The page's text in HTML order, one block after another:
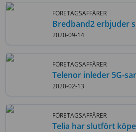
FÖRETAGSAFFÄRER
Bredband2 erbjuder
2020-09-14
FÖRETAGSAFFÄRER
Telenor inleder 5G-
Ericsson
2020-02-13
FÖRETAGSAFFÄRER
Telia har slutfört